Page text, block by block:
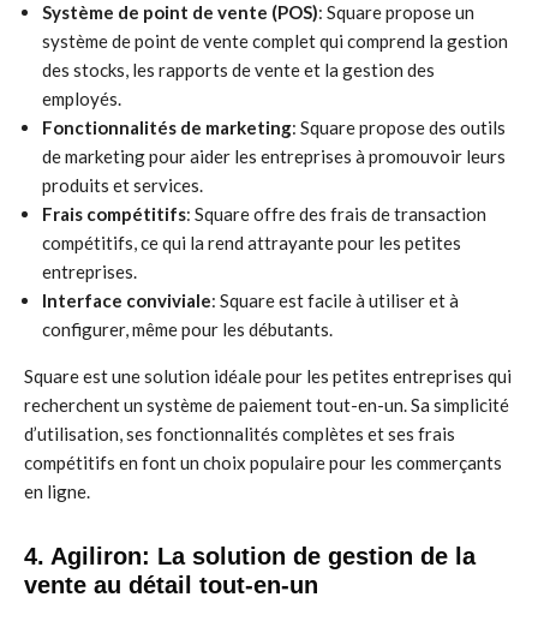
Système de point de vente (POS): Square propose un
système de point de vente complet qui comprend la gestion
des stocks, les rapports de vente et la gestion des
employés.
Fonctionnalités de marketing: Square propose des outils
de marketing pour aider les entreprises à promouvoir leurs
produits et services.
Frais compétitifs: Square offre des frais de transaction
compétitifs, ce qui la rend attrayante pour les petites
entreprises.
Interface conviviale: Square est facile à utiliser et à
configurer, même pour les débutants.
Square est une solution idéale pour les petites entreprises qui
recherchent un système de paiement tout-en-un. Sa simplicité
d’utilisation, ses fonctionnalités complètes et ses frais
compétitifs en font un choix populaire pour les commerçants
en ligne.
4. Agiliron: La solution de gestion de la
vente au détail tout-en-un